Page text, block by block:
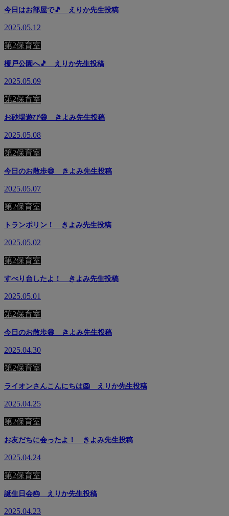
今日はお部屋で🎵 えりか先生投稿
2025.05.12
第2保育室
榎戸公園へ🎵 えりか先生投稿
2025.05.09
第2保育室
お砂場遊び😄 きよみ先生投稿
2025.05.08
第2保育室
今日のお散歩😄 きよみ先生投稿
2025.05.07
第2保育室
トランポリン！ きよみ先生投稿
2025.05.02
第2保育室
すべり台したよ！ きよみ先生投稿
2025.05.01
第2保育室
今日のお散歩😄 きよみ先生投稿
2025.04.30
第2保育室
ライオンさんこんにちは🦁 えりか先生投稿
2025.04.25
第2保育室
お友だちに会ったよ！ きよみ先生投稿
2025.04.24
第2保育室
誕生日会🎂 えりか先生投稿
2025.04.23